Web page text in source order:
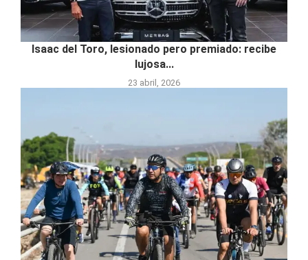
Isaac del Toro, lesionado pero premiado: recibe
lujosa...
23 abril, 2026